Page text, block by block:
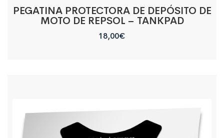
PEGATINA PROTECTORA DE DEPÓSITO DE
MOTO DE REPSOL – TANKPAD
18,00€